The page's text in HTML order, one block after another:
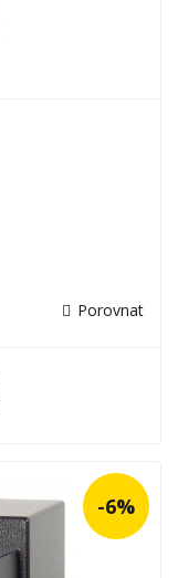
Porovnat
-6%